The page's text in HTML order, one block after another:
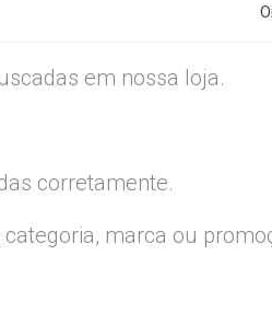
em nossa loja.
corretamente.
marca ou